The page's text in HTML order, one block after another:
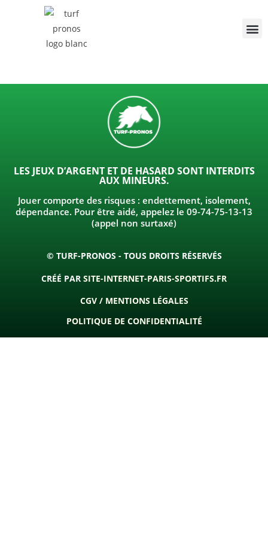
LES JEUX D’ARGENT ET DE HASARD SONT INTERDITS
AUX MINEURS.
Jouer comporte des risques : endettement, isolement,
dépendance. Pour être aidé, appelez le 09-74-75-13-13
(appel non surtaxé)
© TURF-PRONOS - TOUS DROITS RÉSERVÉS
CRÉÉ PAR SITE-INTERNET-PARIS-SPORTIFS.FR
CGV / MENTIONS LÉGALES
POLITIQUE DE CONFIDENTIALITÉ